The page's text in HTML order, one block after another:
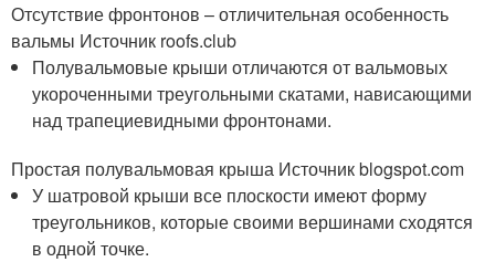
Отсутствие фронтонов – отличительная особенность
вальмы Источник roofs.club
Полувальмовые крыши отличаются от вальмовых
укороченными треугольными скатами, нависающими
над трапециевидными фронтонами.
Простая полувальмовая крыша Источник blogspot.com
У шатровой крыши все плоскости имеют форму
треугольников, которые своими вершинами сходятся
в одной точке.